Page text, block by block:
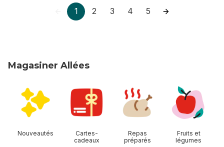
1 2 3 4 5
Magasiner Allées
Nouveautés
Cartes-
cadeaux
Repas
préparés
Fruits et
légumes